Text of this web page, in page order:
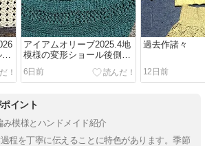
アイアムオリーブ2025.4地
模様の変形ショール後側編
みあがりました
6日前
過去作諸々
12日前
イント
み模様とハンドメイド紹介
程を丁寧に伝えることに特色があります。季節